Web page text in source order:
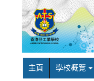
主頁 學校概覽